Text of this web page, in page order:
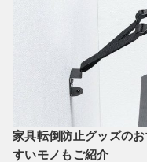
家具転倒防止グッズの
すいモノもご紹介